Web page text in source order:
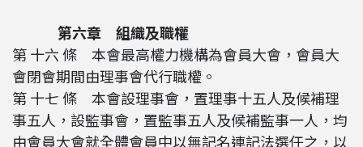
第六章 組織及職權
第 十六 條 本會最高權力機構為會員大會，會員大
會閉會期間由理事會代行職權。
第 十七 條 本會設理事會，置理事十五人及候補理
事五人，設監事會，置監事五人及候補監事一人，均
由會員大會就全體會員中以無記名連記法選任之，以